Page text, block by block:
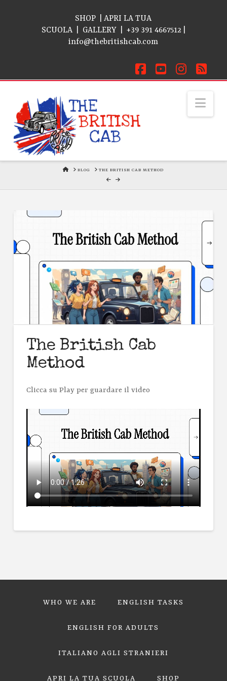
SHOP |APRI LA TUA
SCUOLA| GALLERY| +39 391 4667512
info@thebritishcab.com
Facebook
YouTubeRSS
HOMEBLOG THE BRITISH CAB METHOD
The British Cab
Method
Clicca su Play per guardare il video
WHO WE ARE ENGLISH TASKS
ENGLISH FOR ADULTS
ITALIANO AGLI STRANIERI
APRI LA TUA SCUOLA SHOP